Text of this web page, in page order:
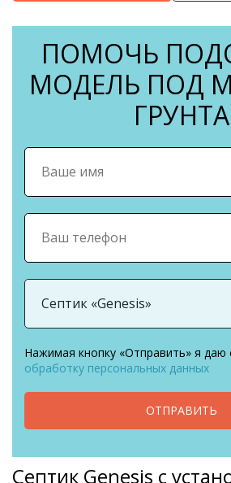
ПОМОЧЬ
МОДЕЛЬ ПОД
ГРУНТА
Нажимая кнопку «Отправить» я даю
обработку персональных данных
ОТПРАВИТЬ
Септик Genesis с